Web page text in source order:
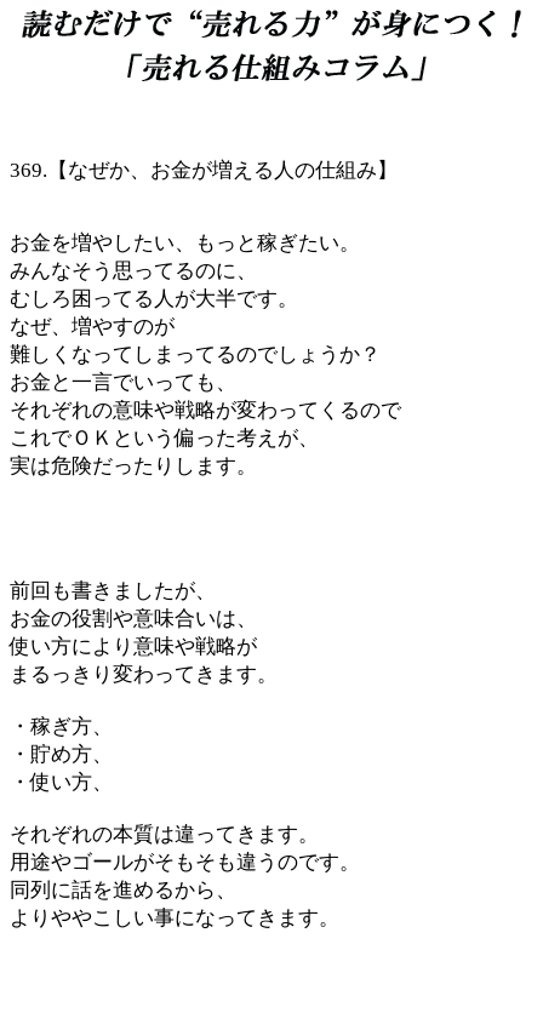
369.【なぜか、お金が増える人の仕組み】
お金を増やしたい、もっと稼ぎたい。
みんなそう思ってるのに、
むしろ困ってる人が大半です。
なぜ、増やすのが
難しくなってしまってるのでしょうか？
お金と一言でいっても、
それぞれの意味や戦略が変わってくるので
これでＯＫという偏った考えが、
実は危険だったりします。
前回も書きましたが、
お金の役割や意味合いは、
使い方により意味や戦略が
まるっきり変わってきます。
・稼ぎ方、
・貯め方、
・使い方、
それぞれの本質は違ってきます。
用途やゴールがそもそも違うのです。
同列に話を進めるから、
よりややこしい事になってきます。